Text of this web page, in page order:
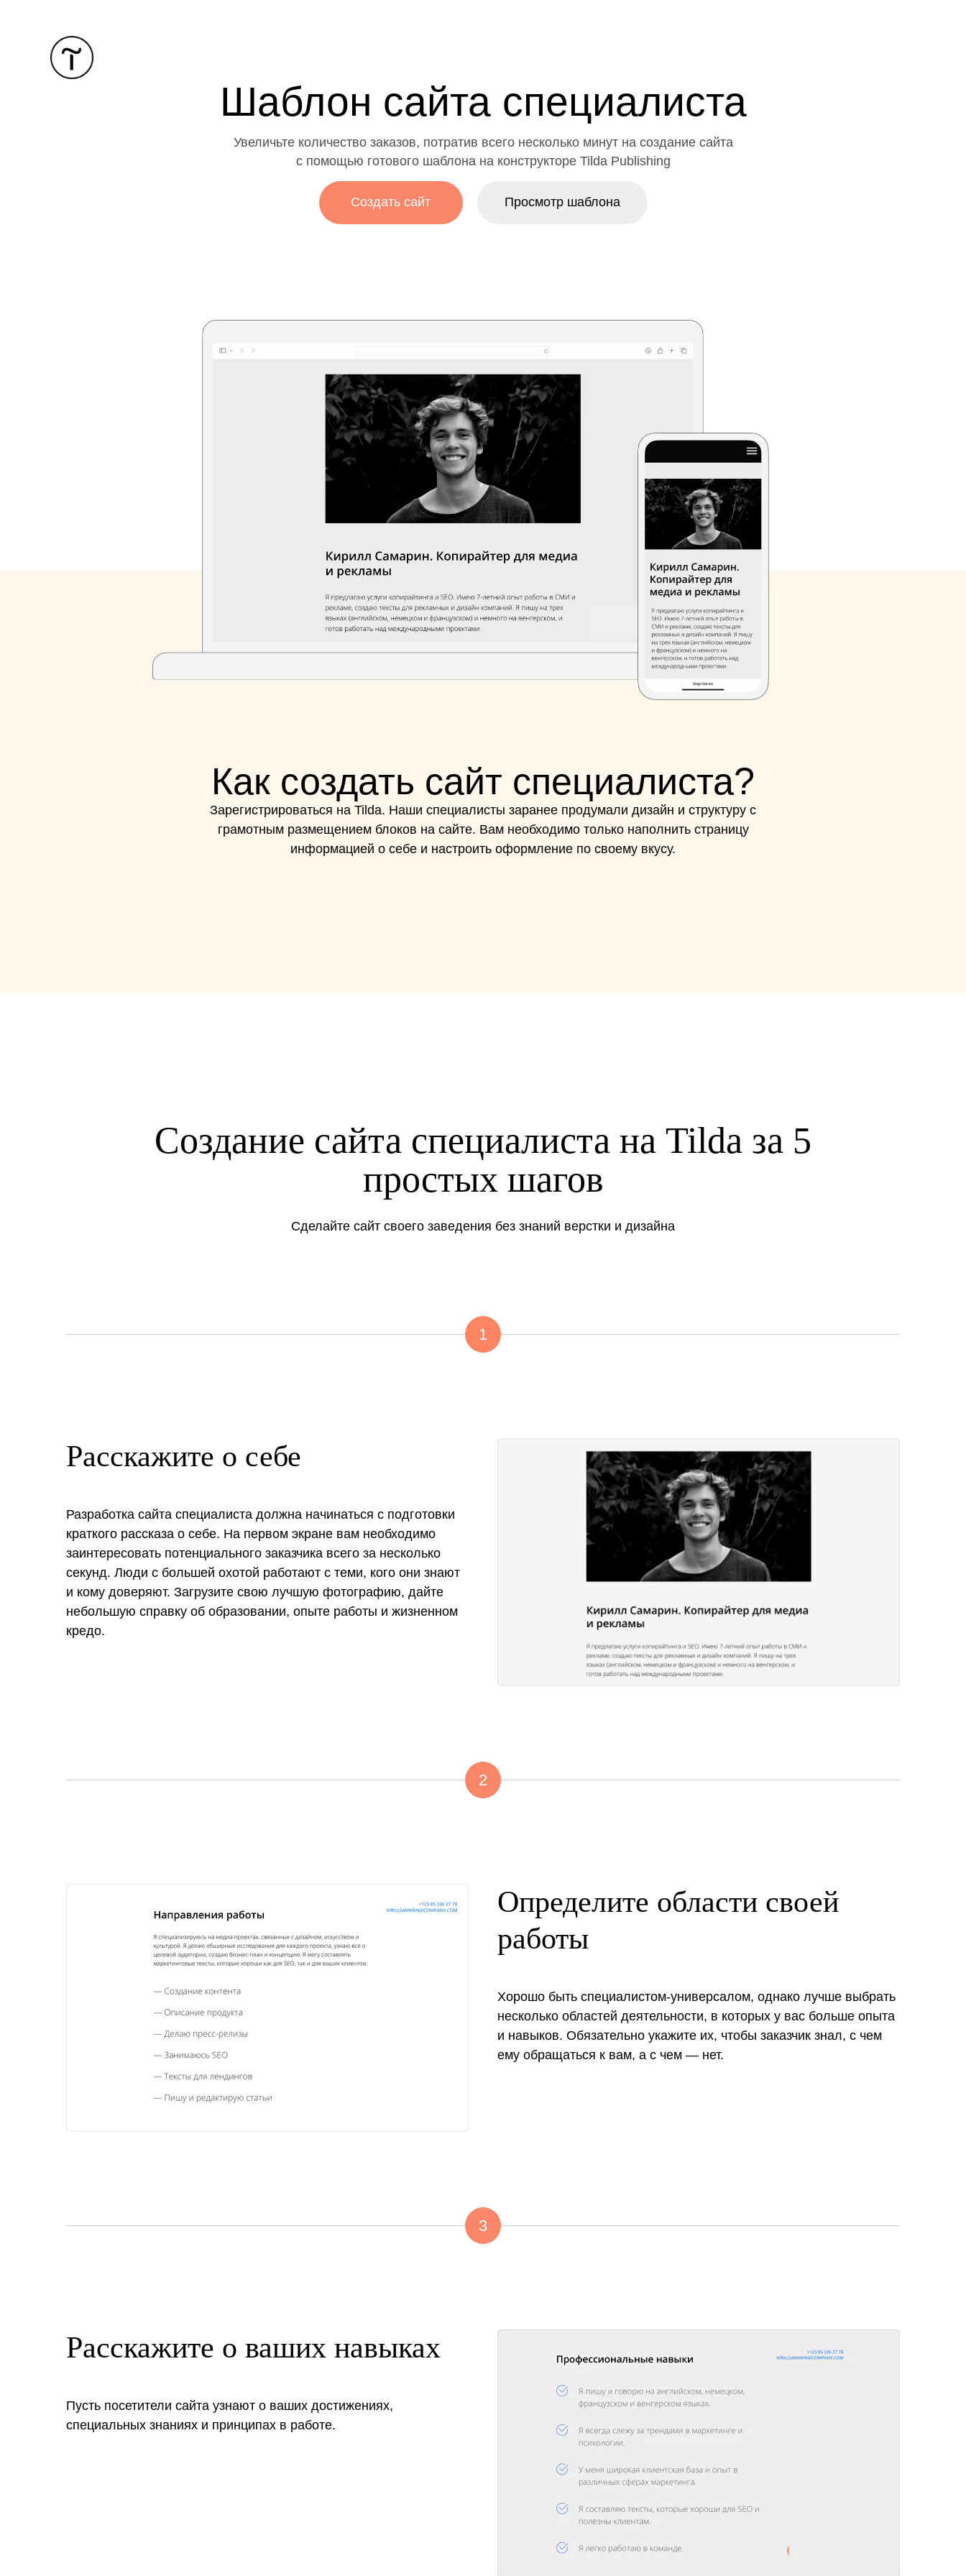
Шаблон сайта специалиста
Увеличьте количество заказов, потратив всего несколько минут на создание сайта
с помощью готового шаблона на конструкторе Tilda Publishing
Создать сайт Просмотр шаблона
Как создать сайт специалиста?
Зарегистрироваться на Tilda. Наши специалисты заранее продумали дизайн и структуру с
грамотным размещением блоков на сайте. Вам необходимо только наполнить страницу
информацией о себе и настроить оформление по своему вкусу.
Создание сайта специалиста на Tilda за 5
простых шагов
Сделайте сайт своего заведения без знаний верстки и дизайна
1
Расскажите о себе
Разработка сайта специалиста должна начинаться с подготовки
краткого рассказа о себе. На первом экране вам необходимо
заинтересовать потенциального заказчика всего за несколько
секунд. Люди с большей охотой работают с теми, кого они знают
и кому доверяют. Загрузите свою лучшую фотографию, дайте
небольшую справку об образовании, опыте работы и жизненном
кредо.
2
Определите области своей
работы
Хорошо быть специалистом-универсалом, однако лучше выбрать
несколько областей деятельности, в которых у вас больше опыта
и навыков. Обязательно укажите их, чтобы заказчик знал, с чем
ему обращаться к вам, а с чем — нет.
3
Расскажите о ваших навыках
Пусть посетители сайта узнают о ваших достижениях,
специальных знаниях и принципах в работе.